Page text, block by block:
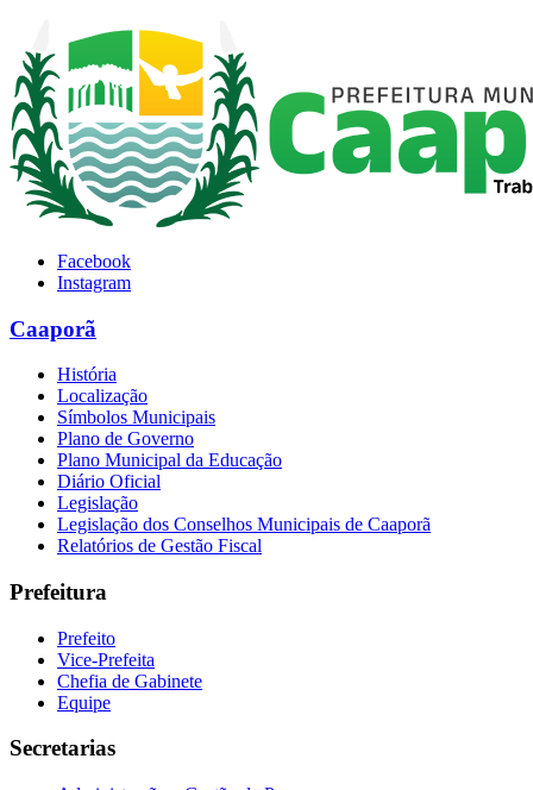
Facebook
Instagram
Caaporã
História
Localização
Símbolos Municipais
Plano de Governo
Plano Municipal da Educação
Diário Oficial
Legislação
Legislação dos Conselhos Municipais de Caaporã
Relatórios de Gestão Fiscal
Prefeitura
Prefeito
Vice-Prefeita
Chefia de Gabinete
Equipe
Secretarias